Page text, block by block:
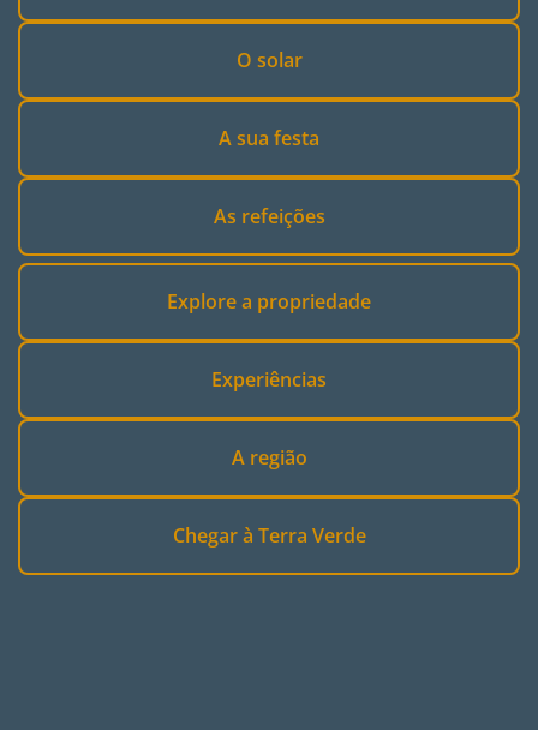
O solar
A sua festa
As refeições
Explore a propriedade
Experiências
A região
Chegar à Terra Verde